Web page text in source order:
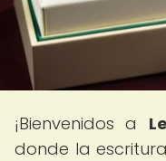
¡Bienvenidos a
donde la